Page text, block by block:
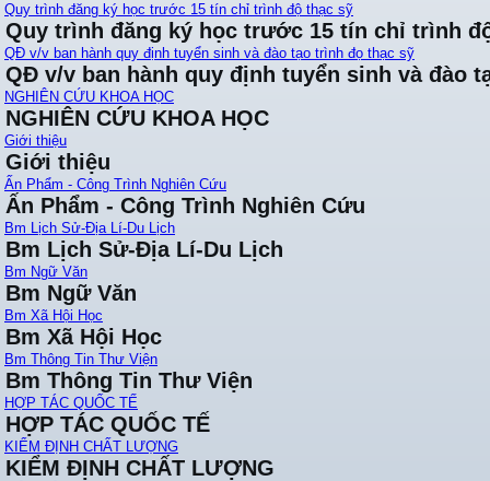
Quy trình đăng ký học trước 15 tín chỉ trình độ thạc sỹ
Quy trình đăng ký học trước 15 tín chỉ trình
QĐ v/v ban hành quy định tuyển sinh và đào tạo trình đọ thạc sỹ
QĐ v/v ban hành quy định tuyển sinh và đào
NGHIÊN CỨU KHOA HỌC
NGHIÊN CỨU KHOA HỌC
Giới thiệu
Giới thiệu
Ấn Phẩm - Công Trình Nghiên Cứu
Ấn Phẩm - Công Trình Nghiên Cứu
Bm Lịch Sử-Địa Lí-Du Lịch
Bm Lịch Sử-Địa Lí-Du Lịch
Bm Ngữ Văn
Bm Ngữ Văn
Bm Xã Hội Học
Bm Xã Hội Học
Bm Thông Tin Thư Viện
Bm Thông Tin Thư Viện
HỢP TÁC QUỐC TẾ
HỢP TÁC QUỐC TẾ
KIỂM ĐỊNH CHẤT LƯỢNG
KIỂM ĐỊNH CHẤT LƯỢNG